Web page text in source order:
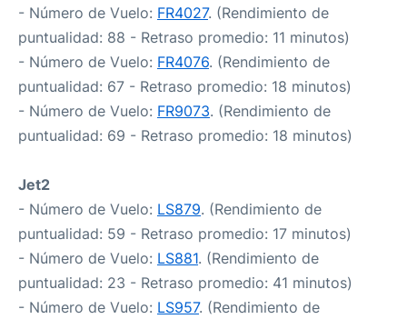
- Número de Vuelo: FR4027. (Rendimiento de
puntualidad: 88 - Retraso promedio: 11 minutos)
- Número de Vuelo: FR4076. (Rendimiento de
puntualidad: 67 - Retraso promedio: 18 minutos)
- Número de Vuelo: FR9073. (Rendimiento de
puntualidad: 69 - Retraso promedio: 18 minutos)
Jet2
- Número de Vuelo: LS879. (Rendimiento de
puntualidad: 59 - Retraso promedio: 17 minutos)
- Número de Vuelo: LS881. (Rendimiento de
puntualidad: 23 - Retraso promedio: 41 minutos)
- Número de Vuelo: LS957. (Rendimiento de